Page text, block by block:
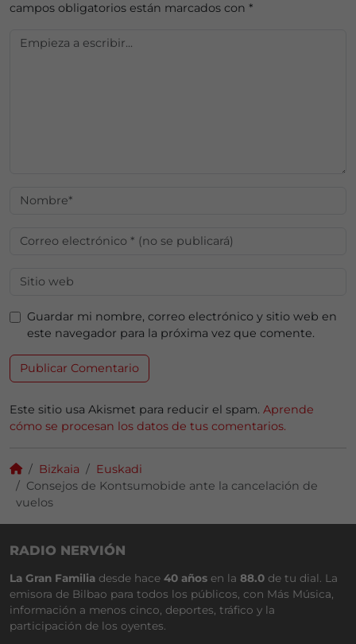
campos obligatorios están marcados con *
Guardar mi nombre, correo electrónico y sitio web en
este navegador para la próxima vez que comente.
Este sitio usa Akismet para reducir el spam. Aprende
cómo se procesan los datos de tus comentarios.
Bizkaia
Euskadi
Consejos de Kontsumobide ante la cancelación de
vuelos
RADIO NERVIÓN
La Gran Familia desde hace 40 años en la 88.0 de tu dial. La
emisora de Bilbao para todos los públicos, con Más Música,
información a menos cinco, deportes, tráfico y la
participación de los oyentes.